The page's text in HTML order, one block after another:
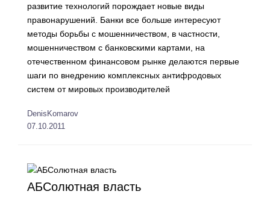
развитие технологий порождает новые виды
правонарушений. Банки все больше интересуют
методы борьбы с мошенничеством, в частности,
мошенничеством с банковскими картами, на
отечественном финансовом рынке делаются первые
шаги по внедрению комплексных антифродовых
систем от мировых производителей
DenisKomarov
07.10.2011
АБСолютная власть